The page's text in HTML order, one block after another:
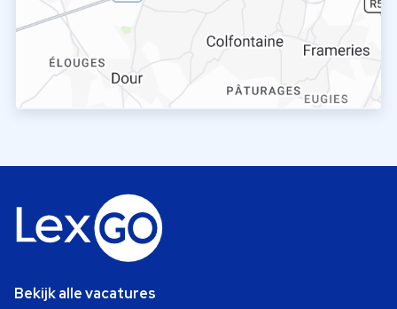
Bekijk alle vacatures